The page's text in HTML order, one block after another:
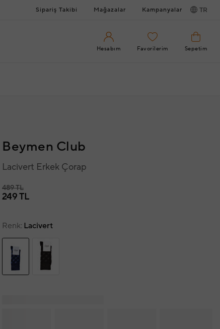
Sipariş Takibi Mağazalar Kampanyalar TR
Hesabım Favorilerim Sepetim
Beymen Club
Lacivert Erkek Çorap
489 TL
249 TL
Renk Lacivert